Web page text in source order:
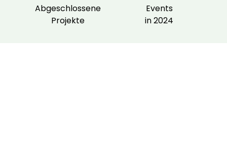
Abgeschlossene
Projekte
Events
in 2024